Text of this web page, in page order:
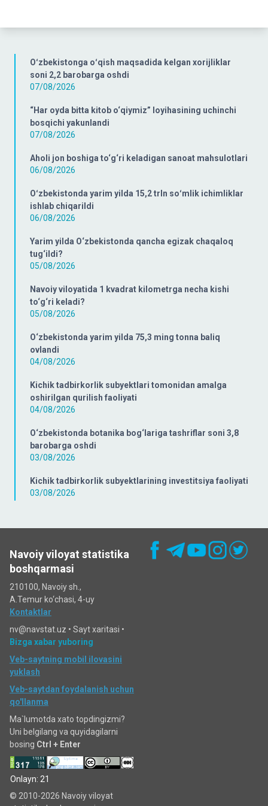
Oʻzbekistonga oʻqish maqsadida kelgan xorijliklar
soni 2,2 barobarga oshdi
07/08/2026
“Har oyda bitta kitob o‘qiymiz” loyihasining uchinchi
bosqichi yakunlandi
07/08/2026
Aholi jon boshiga to‘g‘ri keladigan sanoat mahsulotlari
06/08/2026
Oʻzbekistonda yarim yilda 15,2 trln soʻmlik ichimliklar
ishlab chiqarildi
06/08/2026
Yarim yilda O‘zbekistonda qancha egizak chaqaloq
tug‘ildi?
05/08/2026
Navoiy viloyatida 1 kvadrat kilometrga necha kishi
to‘g‘ri keladi?
05/08/2026
O‘zbekistonda yarim yilda 75,3 ming tonna baliq
ovlandi
04/08/2026
Kichik tadbirkorlik subyektlari tomonidan amalga
oshirilgan qurilish faoliyati
04/08/2026
O‘zbekistonda botanika bog‘lariga tashriflar soni 3,8
barobarga oshdi
03/08/2026
Kichik tadbirkorlik subyektlarining investitsiya faoliyati
03/08/2026
Navoiy viloyat statistika
boshqarmasi
210100, Navoiy sh.,
A.Temur ko‘chаsi, 4-uy
Kontaktlar
nv@navstat.uz • Sayt xaritasi •
Bizga xabar yuboring
Veb-saytning mobil ilovasini
yuklash
Veb-saytdan foydalanish uchun
qo'llanma
Ma`lumotda xato topdingizmi?
Uni belgilang va quyidagilarni
bosing Ctrl + Enter
Onlayn: 21
© 2010-2026 Navoiy viloyat